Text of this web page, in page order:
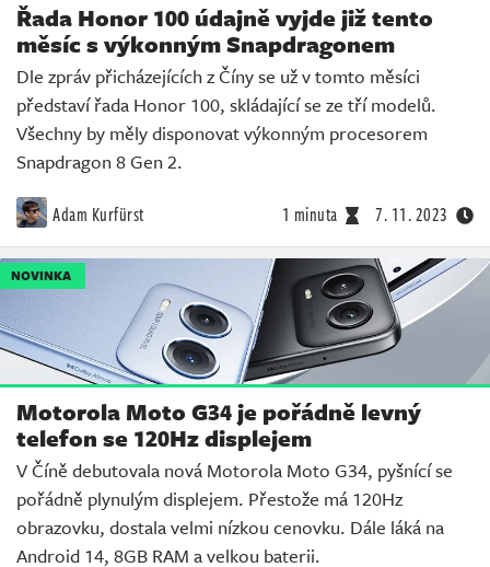
Řada Honor 100 údajně vyjde již tento
měsíc s výkonným Snapdragonem
Dle zpráv přicházejících z Číny se už v tomto měsíci
představí řada Honor 100, skládající se ze tří modelů.
Všechny by měly disponovat výkonným procesorem
Snapdragon 8 Gen 2.
Adam Kurfürst 1 minuta 7. 11. 2023
NOVINKA
Motorola Moto G34 je pořádně levný
telefon se 120Hz displejem
V Číně debutovala nová Motorola Moto G34, pyšnící se
pořádně plynulým displejem. Přestože má 120Hz
obrazovku, dostala velmi nízkou cenovku. Dále láká na
Android 14, 8GB RAM a velkou baterii.